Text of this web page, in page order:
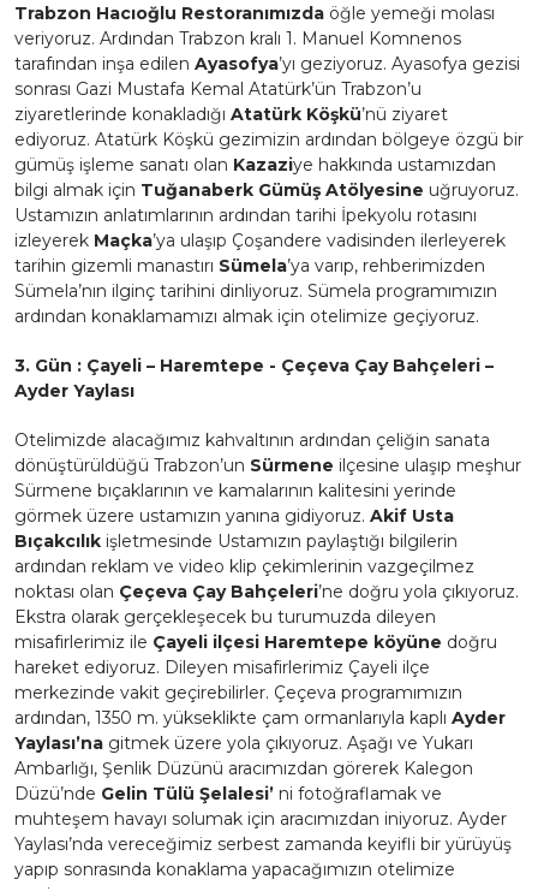
Trabzon Hacıoğlu Restoranımızda öğle yemeği molası
veriyoruz. Ardından Trabzon kralı 1. Manuel Komnenos
tarafından inşa edilen Ayasofya’yı geziyoruz. Ayasofya gezisi
sonrası Gazi Mustafa Kemal Atatürk’ün Trabzon’u
ziyaretlerinde konakladığı Atatürk Köşkü’nü ziyaret
ediyoruz. Atatürk Köşkü gezimizin ardından bölgeye özgü bir
gümüş işleme sanatı olan Kazaziye hakkında ustamızdan
bilgi almak için Tuğanaberk Gümüş Atölyesine uğruyoruz.
Ustamızın anlatımlarının ardından tarihi İpekyolu rotasını
izleyerek Maçka’ya ulaşıp Çoşandere vadisinden ilerleyerek
tarihin gizemli manastırı Sümela’ya varıp, rehberimizden
Sümela’nın ilginç tarihini dinliyoruz. Sümela programımızın
ardından konaklamamızı almak için otelimize geçiyoruz.
3. Gün : Çayeli – Haremtepe - Çeçeva Çay Bahçeleri –
Ayder Yaylası
Otelimizde alacağımız kahvaltının ardından çeliğin sanata
dönüştürüldüğü Trabzon’un Sürmene ilçesine ulaşıp meşhur
Sürmene bıçaklarının ve kamalarının kalitesini yerinde
görmek üzere ustamızın yanına gidiyoruz. Akif Usta
Bıçakcılık işletmesinde Ustamızın paylaştığı bilgilerin
ardından reklam ve video klip çekimlerinin vazgeçilmez
noktası olan Çeçeva Çay Bahçeleri’ne doğru yola çıkıyoruz.
Ekstra olarak gerçekleşecek bu turumuzda dileyen
misafirlerimiz ile Çayeli ilçesi Haremtepe köyüne doğru
hareket ediyoruz. Dileyen misafirlerimiz Çayeli ilçe
merkezinde vakit geçirebilirler. Çeçeva programımızın
ardından, 1350 m. yükseklikte çam ormanlarıyla kaplı Ayder
Yaylası’na gitmek üzere yola çıkıyoruz. Aşağı ve Yukarı
Ambarlığı, Şenlik Düzünü aracımızdan görerek Kalegon
Düzü’nde Gelin Tülü Şelalesi’ ni fotoğraflamak ve
muhteşem havayı solumak için aracımızdan iniyoruz. Ayder
Yaylası’nda vereceğimiz serbest zamanda keyifli bir yürüyüş
yapıp sonrasında konaklama yapacağımızın otelimize